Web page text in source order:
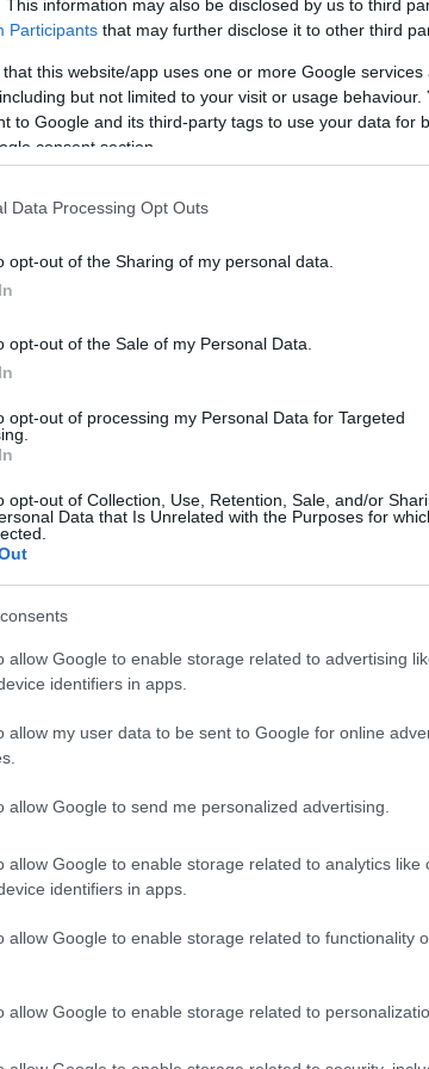
This information may also be disclosed by us to third
Participants that may further disclose it to other third
that this website/app uses one or more Google
but not limited to your visit or usage behaviour.
to Google and its third-party tags to use your data for
consent section.
Data Processing Opt Outs
opt-out of the Sharing of my personal data.
opt-out of the Sale of my Personal Data.
opt-out of processing my Personal Data for Targeted
opt-out of Collection, Use, Retention, Sale, and/or
Data that Is Unrelated with the Purposes for
allow Google to enable storage related to advertising
identifiers in apps.
allow my user data to be sent to Google for online
allow Google to send me personalized advertising.
allow Google to enable storage related to analytics like
identifiers in apps.
allow Google to enable storage related to functionality
allow Google to enable storage related to
úgy tűnik, hogy a nagy dolgok
és a környezetüknek a
a válási papírjukról.
lenne, aminek főhőse a
középkorú orvos, aki a
társkeresők világát.
nők akarják, csábítják őt, a
komplexusos, önmagát is némileg
orvost. Toby Fleishman alakja
elő, egyáltalán nem véletlen, hogy a
is utal a regény.
és